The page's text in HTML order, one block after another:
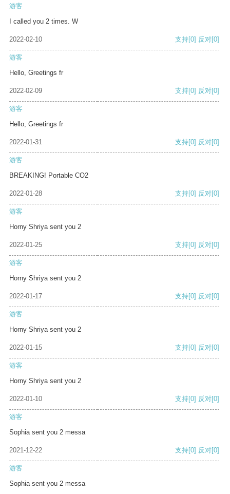
游客
I called you 2 times. W
2022-02-10 支持[0] 反对[0]
游客
Hello, Greetings fr
2022-02-09 支持[0] 反对[0]
游客
Hello, Greetings fr
2022-01-31 支持[0] 反对[0]
游客
BREAKING! Portable CO2
2022-01-28 支持[0] 反对[0]
游客
Horny Shriya sent you 2
2022-01-25 支持[0] 反对[0]
游客
Horny Shriya sent you 2
2022-01-17 支持[0] 反对[0]
游客
Horny Shriya sent you 2
2022-01-15 支持[0] 反对[0]
游客
Horny Shriya sent you 2
2022-01-10 支持[0] 反对[0]
游客
Sophia sent you 2 messa
2021-12-22 支持[0] 反对[0]
游客
Sophia sent you 2 messa